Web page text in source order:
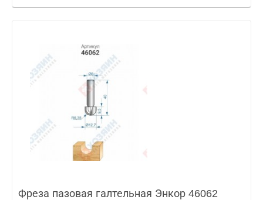
Фреза пазовая галтельная Энкор 46062